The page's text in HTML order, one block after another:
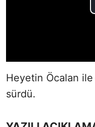
Heyetin Öcalan
sürdü.